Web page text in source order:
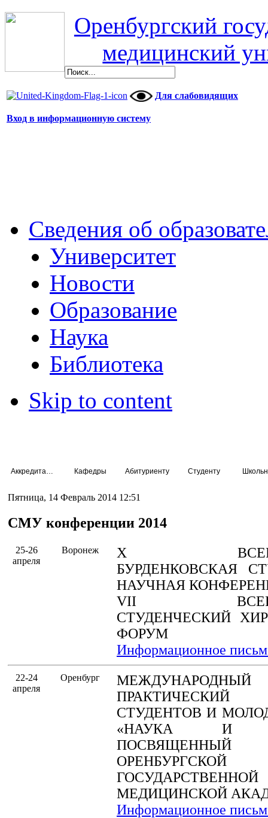
Оренбургский
медицинский
Для слабовидящих
Вход в информационную систему
Сведения об
Университет
Новости
Образование
Наука
Библиотека
Skip to content
Кафедры Абитуриенту Студенту
Пятница, 14 Февраль 2014 12:51
СМУ конференции 2014
25-26
апреля
Воронеж
X
БУРДЕНКОВСКАЯ
НАУЧНАЯ
VII
СТУДЕНЧЕСКИЙ
ФОРУМ
Информационное
22-24
апреля
Оренбург
СТУДЕНТОВ И
«НАУКА И
ПОСВЯЩЕННЫЙ
ОРЕНБУРГСКОЙ
ГОСУДАРСТВЕННОЙ
МЕДИЦИНСКОЙ
Информационное